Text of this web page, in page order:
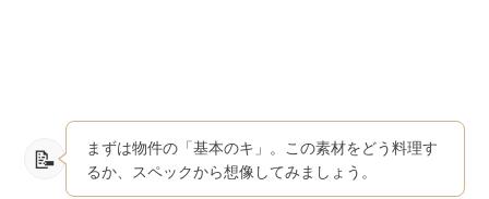
まずは物件の「基本のキ」。この素材をどう料理す
るか、スペックから想像してみましょう。